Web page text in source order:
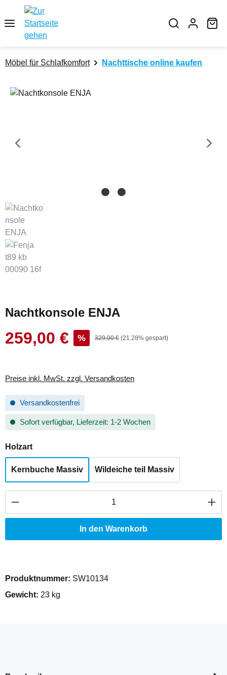
Zum Hauptinhalt springen
Möbel für Schlafkomfort Nachttische online kaufen
Bildergalerie überspringen
Nachtkonsole ENJA
Verkaufspreis:
259,00 € % Regulärer Preis:
329,00 € (21.28% gespart)
Preise inkl. MwSt. zzgl. Versandkosten
Versandkostenfrei
Sofort verfügbar, Lieferzeit: 1-2 Wochen
Holzartauswählen
Kernbuche Massiv Wildeiche teil Massiv
Produkt Anzahl: Gib den gewünschten
In den Warenkorb
Produktnummer: SW10134
Gewicht: 23 kg